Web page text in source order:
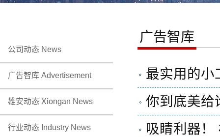
公司动态 News
广告智库 Advertisement
雄安动态 Xiongan News
行业动态 Industry News
广告智库
最实用的小
你到底美给
吸睛利器！